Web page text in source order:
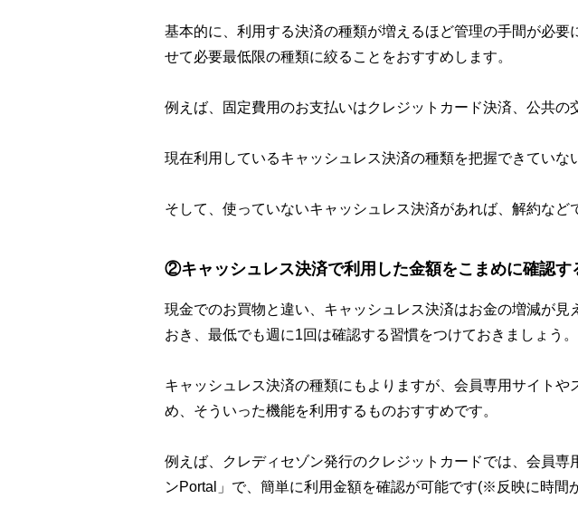
基本的に、利用する決済の種類が増えるほど管理の手間が必
せて必要最低限の種類に絞ることをおすすめします。
例えば、固定費用のお支払いはクレジットカード決済、公共
現在利用しているキャッシュレス決済の種類を把握できていな
そして、使っていないキャッシュレス決済があれば、解約など
②キャッシュレス決済で利用した金額をこまめに確認す
現金でのお買物と違い、キャッシュレス決済はお金の増減が
おき、最低でも週に1回は確認する習慣をつけておきましょう。
キャッシュレス決済の種類にもよりますが、会員専用サイト
め、そういった機能を利用するものおすすめです。
例えば、クレディセゾン発行のクレジットカードでは、会員
ンPortal」で、簡単に利用金額を確認が可能です(※反映に時間